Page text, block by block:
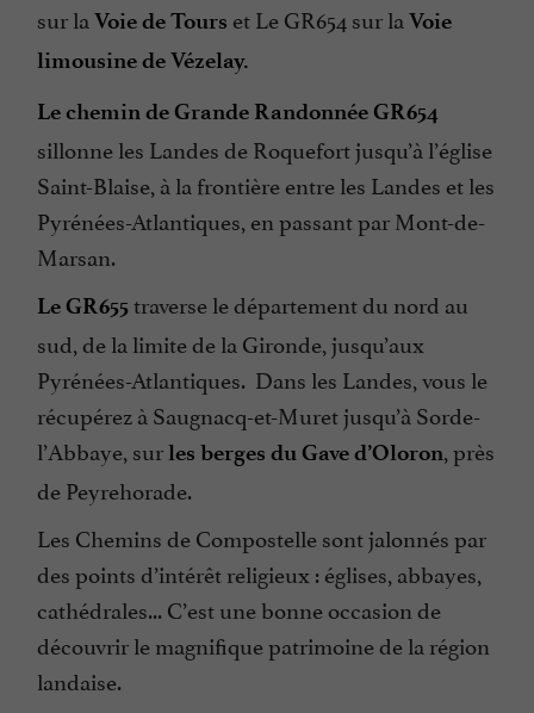
sur la Voie de Tours et Le GR654 sur la Voie
limousine de Vézelay.
Le chemin de Grande Randonnée GR654
sillonne les Landes de Roquefort jusqu’à l’église
Saint-Blaise, à la frontière entre les Landes et les
Pyrénées-Atlantiques, en passant par Mont-de-
Marsan.
Le GR655traverse le département du nord au
sud, de la limite de la Gironde, jusqu’aux
Pyrénées-Atlantiques. Dans les Landes, vous le
récupérez à Saugnacq-et-Muret jusqu’à Sorde-
l’Abbaye, surles berges du Gave d’Oloron, près
de Peyrehorade.
Les Chemins de Compostelle sont jalonnés par
des points d’intérêt religieux : églises, abbayes,
cathédrales... C’est une bonne occasion de
découvrir le magnifique patrimoine de la région
landaise.